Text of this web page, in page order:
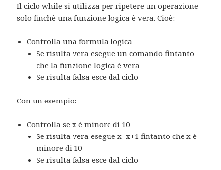
Il ciclo while si utilizza per ripetere un operazione
solo finchè una funzione logica è vera. Cioè:
Controlla una formula logica
Se risulta vera esegue un comando fintanto
che la funzione logica è vera
Se risulta falsa esce dal ciclo
Con un esempio:
Controlla se x è minore di 10
Se risulta vera esegue x=x+1 fintanto che x è
minore di 10
Se risulta falsa esce dal ciclo